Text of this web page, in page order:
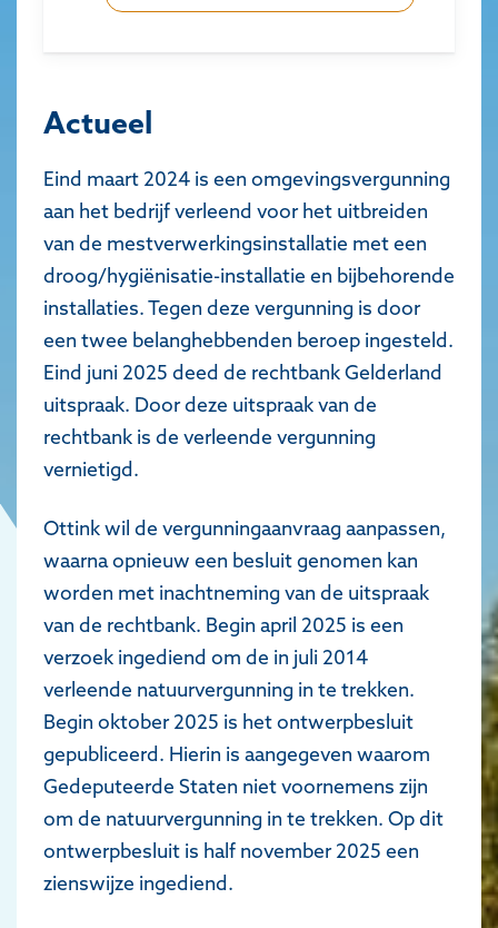
Actueel
Eind maart 2024 is een omgevingsvergunning
aan het bedrijf verleend voor het uitbreiden
van de mestverwerkingsinstallatie met een
droog/hygiënisatie-installatie en bijbehorende
installaties. Tegen deze vergunning is door
een twee belanghebbenden beroep ingesteld.
Eind juni 2025 deed de rechtbank Gelderland
uitspraak. Door deze uitspraak van de
rechtbank is de verleende vergunning
vernietigd.
Ottink wil de vergunningaanvraag aanpassen,
waarna opnieuw een besluit genomen kan
worden met inachtneming van de uitspraak
van de rechtbank. Begin april 2025 is een
verzoek ingediend om de in juli 2014
verleende natuurvergunning in te trekken.
Begin oktober 2025 is het ontwerpbesluit
gepubliceerd. Hierin is aangegeven waarom
Gedeputeerde Staten niet voornemens zijn
om de natuurvergunning in te trekken. Op dit
ontwerpbesluit is half november 2025 een
zienswijze ingediend.